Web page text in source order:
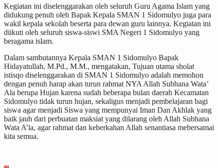
Kegiatan ini diselenggarakan oleh seluruh Guru Agama Islam yang
didukung penuh oleh Bapak Kepala SMAN 1 Sidomulyo juga para
wakil kepala sekolah beserta para dewan guru lainnya. Kegiatan ini
diikuti oleh seluruh siswa-siswi SMA Negeri 1 Sidomulyo yang
beragama islam.
Dalam sambutannya Kepala SMAN 1 Sidomulyo Bapak
Hidayatullah, M.Pd., M.M., mengatakan, Tujuan utama sholat
istisqo diselenggarakan di SMAN 1 Sidomulyo adalah memohon
dengan penuh harap akan turun rahmat NYA Allah Subhana Wata’
Ala berupa Hujan karena sudah beberapa bulan daerah Kecamatan
Sidomulyo tidak turun hujan, sekaligus menjadi pembelajaran bagi
siswa agar menjadi Siswa yang mempunyai Iman Dan Akhlak yang
baik jauh dari perbuatan maksiat yang dilarang oleh Allah Subhana
Wata A’la, agar rahmat dan keberkahan Allah senantiasa mebersamai
kita semua.